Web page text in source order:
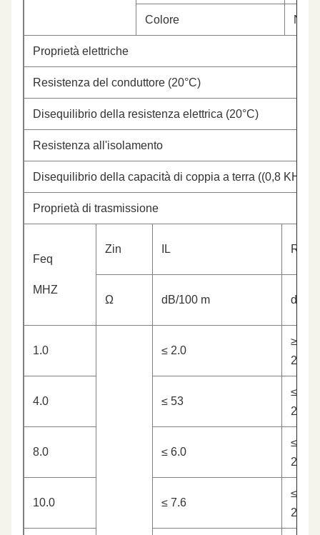
Colore Nero
Proprietà elettriche
Resistenza del conduttore (20°C)
Disequilibrio della resistenza elettrica (20°C)
Resistenza all'isolamento
Disequilibrio della capacità di coppia a terra ((0,8 KHz o
Proprietà di trasmissione
Feq
MHZ
Zin IL RL
Ω dB/100 m dB
1.0 ≤ 2.0
≥
200
4.0 ≤ 53
≤
24.5
8.0 ≤ 6.0
≤
250
10.0 ≤ 7.6
≤
250